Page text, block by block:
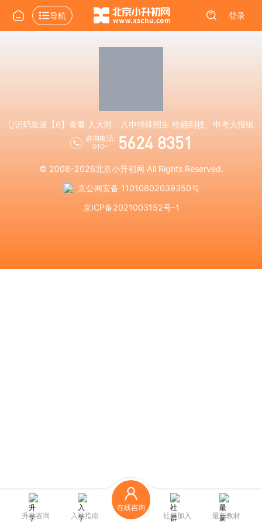
导航 登录
👆识码发送【6】查看 人大附、八中特殊招生 校额到校、中考大报纸
咨询电话:
010-
5624 8351
© 2008-2026北京小升初网 All Rights Reserved.
京公网安备 11010802039350号
京ICP备2021003152号-1
升学咨询 入学指南
在线咨询
社群加入
最新教材